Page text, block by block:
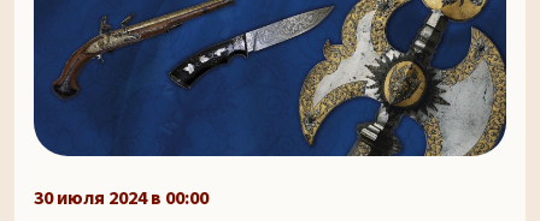
30 июля 2024 в 00:00